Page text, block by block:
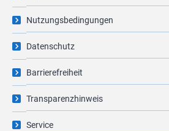
Nutzungsbedingungen
Datenschutz
Barrierefreiheit
Transparenzhinweis
Service